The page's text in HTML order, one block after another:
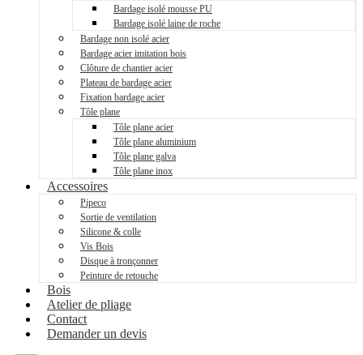
Bardage isolé mousse PU
Bardage isolé laine de roche
Bardage non isolé acier
Bardage acier imitation bois
Clôture de chantier acier
Plateau de bardage acier
Fixation bardage acier
Tôle plane
Tôle plane acier
Tôle plane aluminium
Tôle plane galva
Tôle plane inox
Accessoires
Pipeco
Sortie de ventilation
Silicone & colle
Vis Bois
Disque à tronçonner
Peinture de retouche
Bois
Atelier de pliage
Contact
Demander un devis